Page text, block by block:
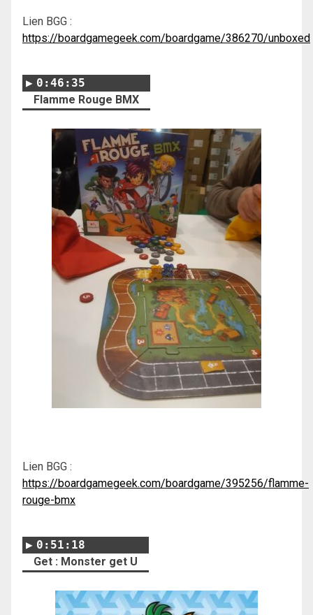
Lien BGG :
https://boardgamegeek.com/boardgame/386270/unboxed
0:46:35
Flamme Rouge BMX
Lien BGG :
https://boardgamegeek.com/boardgame/395256/flamme-
rouge-bmx
0:51:18
Get : Monster get U